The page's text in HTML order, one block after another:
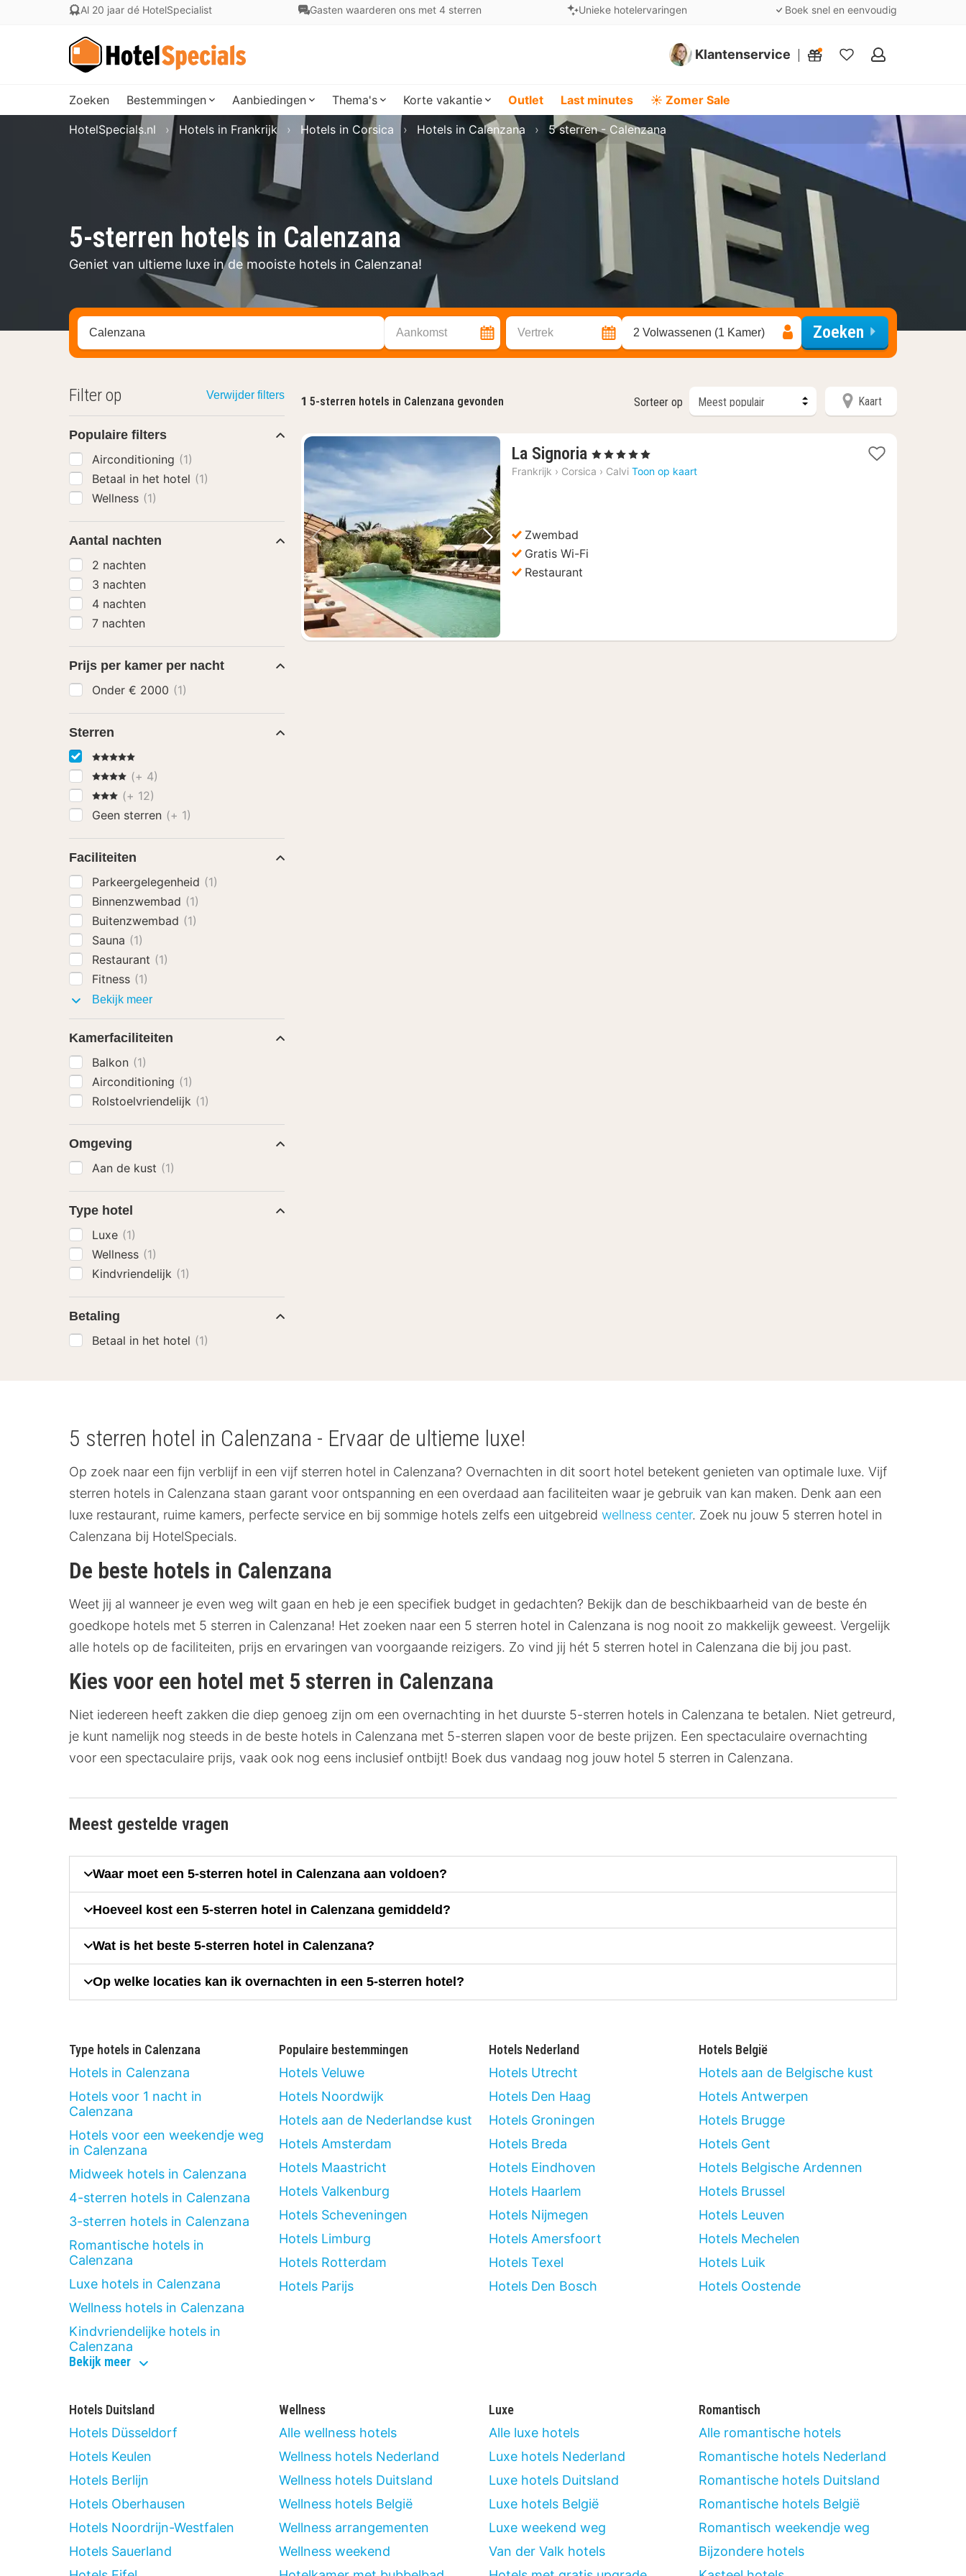
Al 20 jaar dé HotelSpecialist Gasten waarderen ons met 4 sterren Unieke hotelervaringen Boek snel en eenvoudig
Klantenservice
Mijn
Zoeken Bestemmingen Aanbiedingen Thema's Korte vakantie Outlet Last minutes ☀️ Zomer Sale
5-sterren hotels in Calenzana
Geniet van ultieme luxe in de mooiste hotels in Calenzana!
HotelSpecials.nl Hotels in Frankrijk Hotels in Corsica Hotels in Calenzana 5 sterren - Calenzana
Zoek op hotel, regio of stad Aankomst Vertrek 2 Volwassenen (1 Kamer) Zoeken
1 5-sterren hotels in Calenzana gevonden Sorteer op Kaart
Vorige foto Volgende foto
La Signoria 1
nacht
, 5 Sterren
Frankrijk › Corsica › Calvi Toon op kaart
Zwembad
Gratis Wi-Fi
Restaurant
Filter op Verwijder filters
Populaire filters
Airconditioning (1)
Betaal in het hotel (1)
Wellness (1)
Aantal nachten
2 nachten
3 nachten
4 nachten
7 nachten
Prijs per kamer per nacht
Onder € 2000 (1)
Sterren
5 Sterren
4 Sterren(+ 4)
3 Sterren
(+ 12)
Geen sterren (+ 1)
Faciliteiten
Parkeergelegenheid (1)
Binnenzwembad (1)
Buitenzwembad (1)
Sauna (1)
Restaurant (1)
Fitness (1)
Bekijk meerFaciliteiten
Kamerfaciliteiten
Balkon (1)
Airconditioning (1)
Rolstoelvriendelijk (1)
Omgeving
Aan de kust (1)
Type hotel
Luxe (1)
Wellness (1)
Kindvriendelijk (1)
Betaling
Betaal in het hotel (1)
5 sterren hotel in Calenzana - Ervaar de ultieme luxe!
Op zoek naar een fijn verblijf in een vijf sterren hotel in Calenzana? Overnachten in dit soort hotel betekent genieten van optimale luxe. Vijf
sterren hotels in Calenzana staan garant voor ontspanning en een overdaad aan faciliteiten waar je gebruik van kan maken. Denk aan een
luxe restaurant, ruime kamers, perfecte service en bij sommige hotels zelfs een uitgebreid wellness center. Zoek nu jouw 5 sterren hotel in
Calenzana bij HotelSpecials.
De beste hotels in Calenzana
Weet jij al wanneer je even weg wilt gaan en heb je een specifiek budget in gedachten? Bekijk dan de beschikbaarheid van de beste én
goedkope hotels met 5 sterren in Calenzana! Het zoeken naar een 5 sterren hotel in Calenzana is nog nooit zo makkelijk geweest. Vergelijk
alle hotels op de faciliteiten, prijs en ervaringen van voorgaande reizigers. Zo vind jij hét 5 sterren hotel in Calenzana die bij jou past.
Kies voor een hotel met 5 sterren in Calenzana
Niet iedereen heeft zakken die diep genoeg zijn om een overnachting in het duurste 5-sterren hotels in Calenzana te betalen. Niet getreurd,
je kunt namelijk nog steeds in de beste hotels in Calenzana met 5-sterren slapen voor de beste prijzen. Een spectaculaire overnachting
voor een spectaculaire prijs, vaak ook nog eens inclusief ontbijt! Boek dus vandaag nog jouw hotel 5 sterren in Calenzana.
Meest gestelde vragen
Waar moet een 5-sterren hotel in Calenzana aan voldoen?
Hoeveel kost een 5-sterren hotel in Calenzana gemiddeld?
Wat is het beste 5-sterren hotel in Calenzana?
Op welke locaties kan ik overnachten in een 5-sterren hotel?
Type hotels in Calenzana
Hotels in Calenzana
Hotels voor 1 nacht in
Calenzana
Hotels voor een weekendje weg
in Calenzana
Midweek hotels in Calenzana
4-sterren hotels in Calenzana
3-sterren hotels in Calenzana
Romantische hotels in
Calenzana
Luxe hotels in Calenzana
Wellness hotels in Calenzana
Kindvriendelijke hotels in
Calenzana
Bekijk meertype
calenzana
Populaire bestemmingen
Hotels Veluwe
Hotels Noordwijk
Hotels aan de Nederlandse kust
Hotels Amsterdam
Hotels Maastricht
Hotels Valkenburg
Hotels Scheveningen
Hotels Limburg
Hotels Rotterdam
Hotels Parijs
Hotels Nederland
Hotels Utrecht
Hotels Den Haag
Hotels Groningen
Hotels Breda
Hotels Eindhoven
Hotels Haarlem
Hotels Nijmegen
Hotels Amersfoort
Hotels Texel
Hotels Den Bosch
Hotels België
Hotels aan de Belgische kust
Hotels Antwerpen
Hotels Brugge
Hotels Gent
Hotels Belgische Ardennen
Hotels Brussel
Hotels Leuven
Hotels Mechelen
Hotels Luik
Hotels Oostende
Hotels Duitsland
Hotels Düsseldorf
Hotels Keulen
Hotels Berlijn
Hotels Oberhausen
Hotels Noordrijn-Westfalen
Hotels Sauerland
Wellness
Alle wellness hotels
Wellness hotels Nederland
Wellness hotels Duitsland
Wellness hotels België
Wellness arrangementen
Wellness weekend
Luxe
Alle luxe hotels
Luxe hotels Nederland
Luxe hotels Duitsland
Luxe hotels België
Luxe weekend weg
Van der Valk hotels
Romantisch
Alle romantische hotels
Romantische hotels Nederland
Romantische hotels Duitsland
Romantische hotels België
Romantisch weekendje weg
Bijzondere hotels